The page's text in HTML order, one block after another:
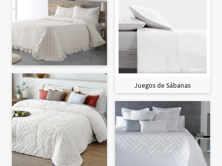
Juegos de Sábanas